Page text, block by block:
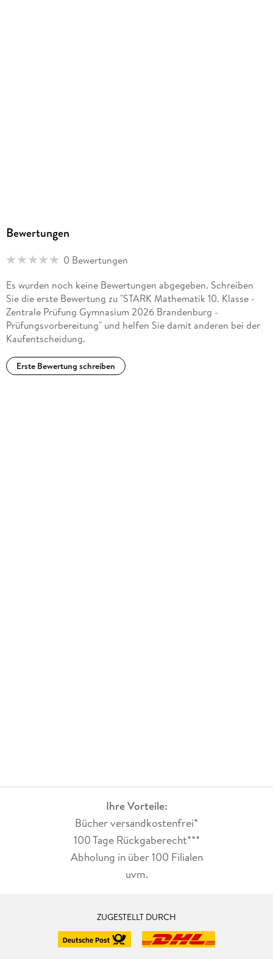
Bewertungen
0 Bewertungen
Es wurden noch keine Bewertungen abgegeben. Schreiben
Sie die erste Bewertung zu "STARK Mathematik 10. Klasse -
Zentrale Prüfung Gymnasium 2026 Brandenburg -
Prüfungsvorbereitung" und helfen Sie damit anderen bei der
Kaufentscheidung.
Erste Bewertung schreiben
Ihre Vorteile:
Bücher versandkostenfrei*
100 Tage Rückgaberecht***
Abholung in über 100 Filialen
uvm.
ZUGESTELLT DURCH